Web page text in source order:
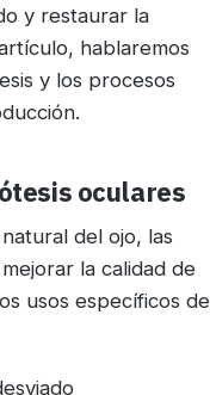
y restaurar la
hablaremos
y los procesos
oculares
del ojo, las
la calidad de
usos específicos de